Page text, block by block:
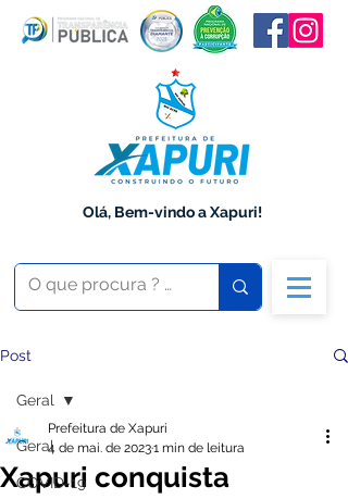
Olá, Bem-vindo a Xapuri!
Post
Geral
COVID-19
Geral
Xapuri conquista
Prefeitura de Xapuri
4 de mai. de 20231 min de leitura